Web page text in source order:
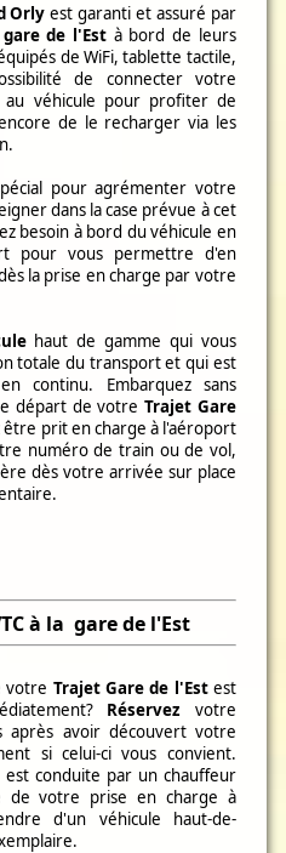
Orly est garanti et assuré par
de l'Està bord de leurs
de WiFi, tablette tactile,
de connecter votre
au véhicule pour profiter de
de le recharger via les
pour agrémenter votre
dans la case prévue à cet
besoin à bord du véhicule en
pour vous permettre d'en
la prise en charge par votre
haut de gamme qui vous
totale du transport et qui est
continu. Embarquez sans
départ de votreTrajet Gare
être prit en charge à l'aéroport
numéro de train ou de vol,
dès votre arrivée sur place
à la gare de l'Est
votre Trajet Gare de l'Estest
Réservez votre
après avoir découvert votre
si celui-ci vous convient.
est conduite par un chauffeur
de votre prise en charge à
d'un véhicule haut-de-